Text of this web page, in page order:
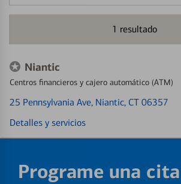
1 resultado
Niantic
Centros financieros y cajero automático (ATM)
25 Pennsylvania Ave, Niantic, CT 06357
Detalles y servicios
Programe una cita